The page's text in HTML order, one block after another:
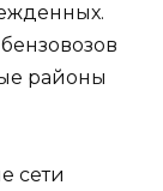
районы
сети